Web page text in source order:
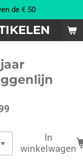
de € 50
In
winkelwagen